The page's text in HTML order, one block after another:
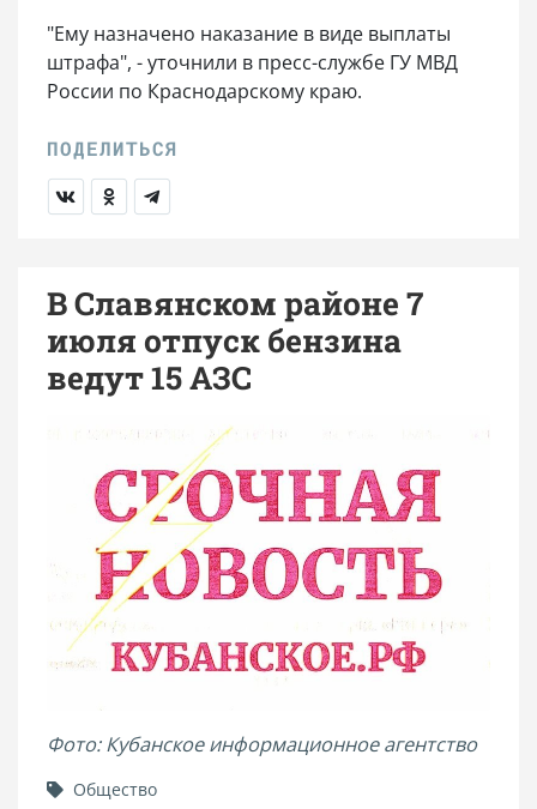
"Ему назначено наказание в виде выплаты
штрафа", - уточнили в пресс-службе ГУ МВД
России по Краснодарскому краю.
В Славянском районе 7
июля отпуск бензина
ведут 15 АЗС
Фото: Кубанское информационное агентство
Общество